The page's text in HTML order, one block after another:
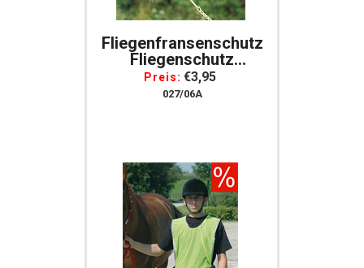
Fliegenfransenschutz
Fliegenschutz
Fliegenfransen PVC
Fliegenstirnband
Preis: €3,95
027/06A